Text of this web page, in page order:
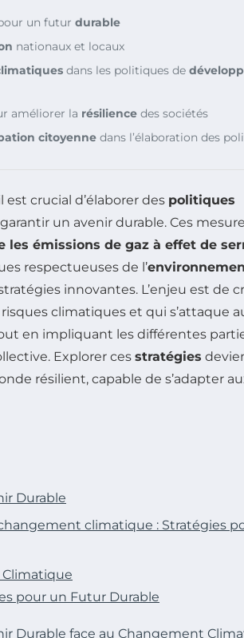
un futur durable
nationaux et locaux
dans les politiques de
améliorer la résilience des sociétés
citoyenne dans l’élaboration des
est crucial d’élaborer des politiques
un avenir durable. Ces
les émissions de gaz à effet de
respectueuses de l’
innovantes. L’enjeu est de
climatiques et qui s’attaque
en impliquant les différentes
Explorer ces stratégies
résilient, capable de s’adapter
Durable
climatique : Stratégies
pour un Futur Durable
Durable face au Changement